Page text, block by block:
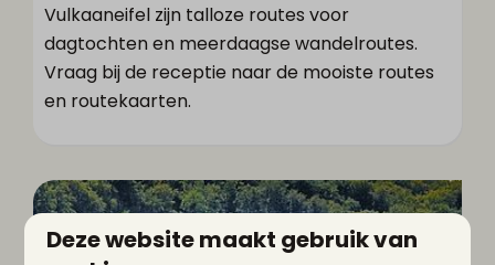
Vulkaaneifel zijn talloze routes voor
dagtochten en meerdaagse wandelroutes.
Vraag bij de receptie naar de mooiste routes
en routekaarten.
Deze website maakt gebruik van